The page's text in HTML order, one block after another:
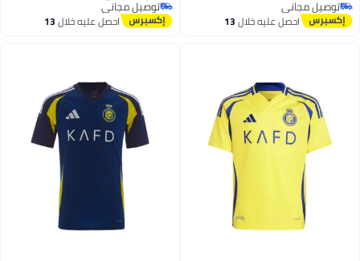
توصيل مجاني
توصيل مجانياحصل عليه خلال13
توصيل مجاني
#29 في قمصان الأولاد احصل عليه خلال13